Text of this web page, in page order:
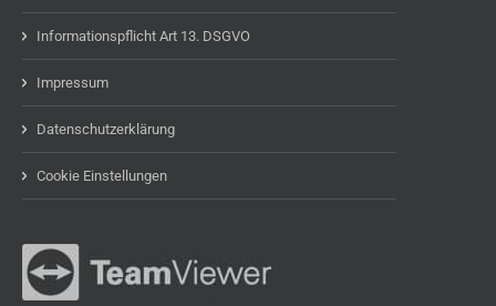
Informationspflicht Art 13. DSGVO
Impressum
Datenschutzerklärung
Cookie Einstellungen